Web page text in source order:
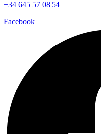
+34 645 57 08 54
Facebook